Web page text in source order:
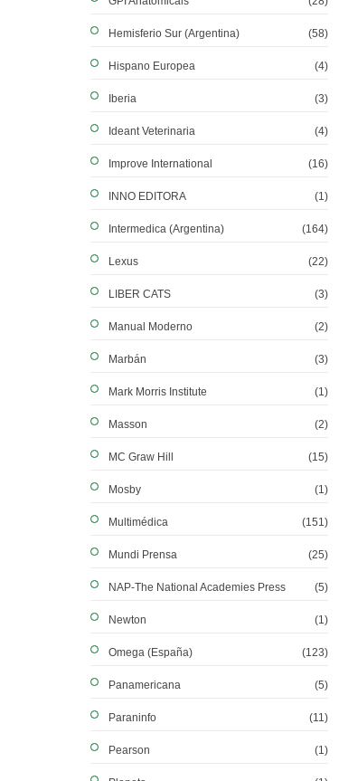
Hemisferio Sur (Argentina) (58)
Hispano Europea (4)
Iberia (3)
Ideant Veterinaria (4)
Improve International (16)
INNO EDITORA (1)
Intermedica (Argentina) (164)
Lexus (22)
LIBER CATS (3)
Manual Moderno (2)
Marbán (3)
Mark Morris Institute (1)
Masson (2)
MC Graw Hill (15)
Mosby (1)
Multimédica (151)
Mundi Prensa (25)
NAP-The National Academies Press (5)
Newton (1)
Omega (España) (123)
Panamericana (5)
Paraninfo (11)
Pearson (1)